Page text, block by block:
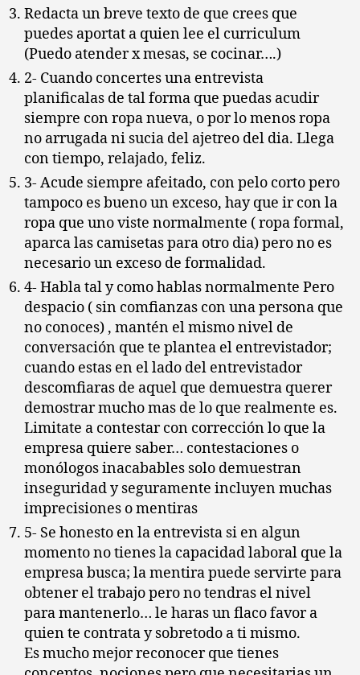
Redacta un breve texto de que crees que
puedes aportat a quien lee el curriculum
(Puedo atender x mesas, se cocinar….)
2- Cuando concertes una entrevista
planificalas de tal forma que puedas acudir
siempre con ropa nueva, o por lo menos ropa
no arrugada ni sucia del ajetreo del dia. Llega
con tiempo, relajado, feliz.
3- Acude siempre afeitado, con pelo corto pero
tampoco es bueno un exceso, hay que ir con la
ropa que uno viste normalmente ( ropa formal,
aparca las camisetas para otro dia) pero no es
necesario un exceso de formalidad.
4- Habla tal y como hablas normalmente Pero
despacio ( sin comfianzas con una persona que
no conoces) , mantén el mismo nivel de
conversación que te plantea el entrevistador;
cuando estas en el lado del entrevistador
descomfiaras de aquel que demuestra querer
demostrar mucho mas de lo que realmente es.
Limitate a contestar con corrección lo que la
empresa quiere saber… contestaciones o
monólogos inacabables solo demuestran
inseguridad y seguramente incluyen muchas
imprecisiones o mentiras
5- Se honesto en la entrevista si en algun
momento no tienes la capacidad laboral que la
empresa busca; la mentira puede servirte para
obtener el trabajo pero no tendras el nivel
para mantenerlo… le haras un flaco favor a
quien te contrata y sobretodo a ti mismo.
Es mucho mejor reconocer que tienes